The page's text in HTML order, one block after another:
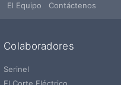
El Equipo Contáctenos
Colaboradores
Serinel